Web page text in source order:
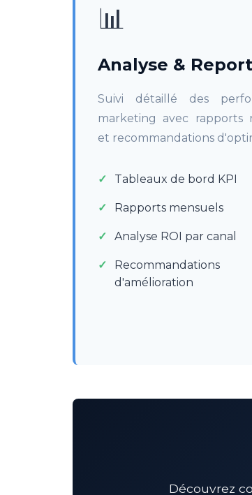
📊
Analyse &
Suivi détaillé des
marketing avec rapports
et recommandations
Tableaux de bord KPI
Rapports mensuels
Analyse ROI par canal
Recommandations
d'amélioration
Découvrez